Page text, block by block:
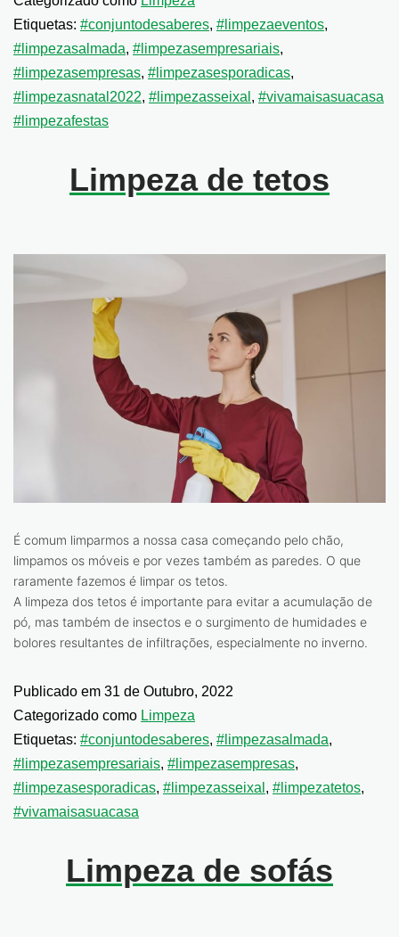
Etiquetas: #conjuntodesaberes, #limpezaeventos,
#limpezasalmada, #limpezasempresariais,
#limpezasempresas, #limpezasesporadicas,
#limpezasnatal2022, #limpezasseixal , #vivamaisasuacasa
#limpezafestas
Limpeza de tetos
É comum limparmos a nossa casa começando pelo chão,
limpamos os móveis e por vezes também as paredes. O que
raramente fazemos é limpar os tetos.
A limpeza dos tetos é importante para evitar a acumulação de
pó, mas também de insectos e o surgimento de humidades e
bolores resultantes de infiltrações, especialmente no inverno.
Publicado em 31 de Outubro, 2022
Categorizado como Limpeza
Etiquetas: #conjuntodesaberes, #limpezasalmada,
#limpezasempresariais, #limpezasempresas,
#limpezasesporadicas, #limpezasseixal , #limpezatetos,
#vivamaisasuacasa
Limpeza de sofás